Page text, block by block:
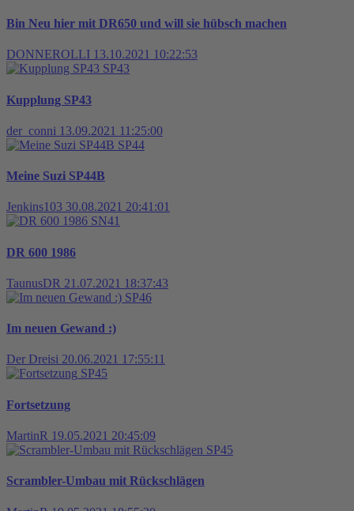
Bin Neu hier mit DR650 und will sie hübsch machen
DONNEROLLI 13.10.2021 10:22:53
SP43
Kupplung SP43
der_conni 13.09.2021 11:25:00
SP44
Meine Suzi SP44B
Jenkins103 30.08.2021 20:41:01
SN41
DR 600 1986
TaunusDR 21.07.2021 18:37:43
SP46
Im neuen Gewand :)
Der Dreisi 20.06.2021 17:55:11
SP45
Fortsetzung
MartinR 19.05.2021 20:45:09
SP45
Scrambler-Umbau mit Rückschlägen